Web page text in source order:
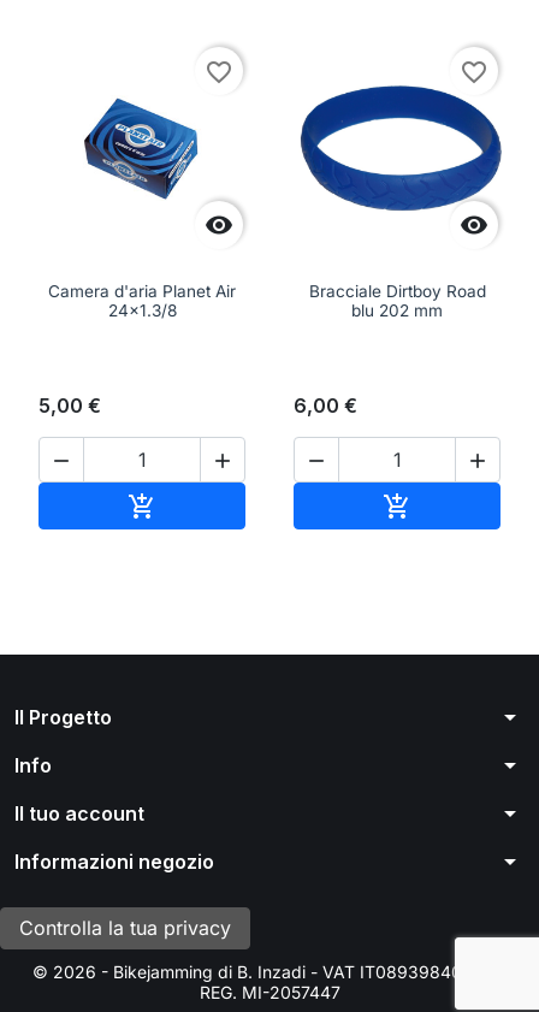

favorite_border
Camera d'aria Planet Air
24x1.3/8
5,00 €
 


favorite_border
Bracciale Dirtboy Road
blu 202 mm
6,00 €
 

Il Progetto arrow_drop_down
Info arrow_drop_down
Il tuo account arrow_drop_down
Informazioni negozio arrow_drop_down
Controlla la tua privacy
© 2026 - Bikejamming di B. Inzadi - VAT IT08939840966 -
REG. MI-2057447